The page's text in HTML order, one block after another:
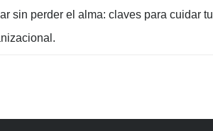
sin perder el alma: claves para cuidar tu